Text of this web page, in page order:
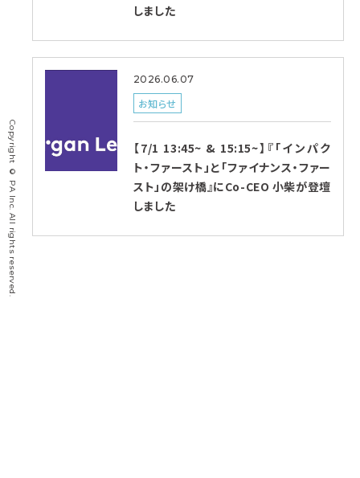
しました
2026.06.07
お知らせ
【7/1 13:45~ & 15:15~】『「インパク
ト・ファースト」と「ファイナンス・ファー
スト」の架け橋』にCo-CEO 小柴が登壇
しました
Copyright © PA Inc. All rights reserved.